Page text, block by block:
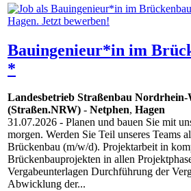
Bauingenieur*in im
*
Landesbetrieb Straßenbau Nordrhein-
(Straßen.NRW) - Netphen, Hagen
31.07.2026 - Planen und bauen Sie mit
morgen. Werden Sie Teil unseres Teams
Brückenbau (m/w/d). Projektarbeit in
Brückenbauprojekten in allen
Vergabeunterlagen Durchführung der
Abwicklung der...